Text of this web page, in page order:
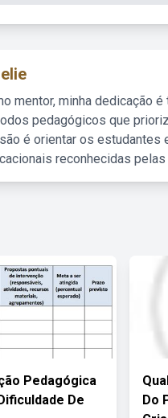
mentor, minha dedicação
pedagógicos que
é orientar os estudantes
reconhecidas
Pedagógica
De
Do